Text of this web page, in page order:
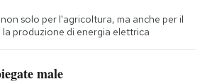
solo per l'agricoltura, ma anche per il
produzione di energia elettrica
male